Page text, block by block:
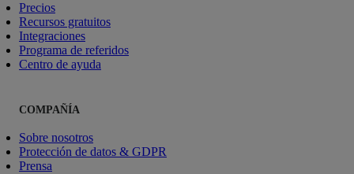
Precios
Recursos gratuitos
Integraciones
Programa de referidos
Centro de ayuda
COMPAÑÍA
Sobre nosotros
Protección de datos & GDPR
Prensa